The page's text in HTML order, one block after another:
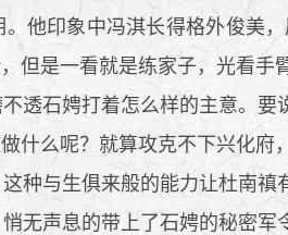
他印象中冯淇长得格外俊美
但是一看就是练家子，光看手
透石娉打着怎么样的主意。
什么呢？就算攻克不下兴化府
与生俱来般的能力让杜南禛
无声息的带上了石娉的秘密